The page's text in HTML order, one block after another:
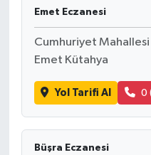
Emet Eczanesi
Cumhuriyet
Emet Kütahya
Yol Tarifi Al 0
Büşra Eczanesi